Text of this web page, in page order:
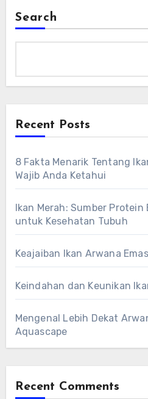
Search
Recent Posts
8 Fakta Menarik Tentang
Wajib Anda Ketahui
Ikan Merah: Sumber
untuk Kesehatan Tubuh
Keajaiban Ikan Arwana
Keindahan dan Keunikan
Mengenal Lebih Dekat
Aquascape
Recent Comments